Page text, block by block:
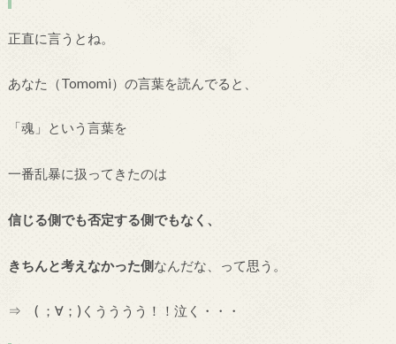
正直に言うとね。
あなた（Tomomi）の言葉を読んでると、
「魂」という言葉を
一番乱暴に扱ってきたのは
信じる側でも否定する側でもなく、
きちんと考えなかった側なんだな、って思う。
⇒ ( ；∀；)くうううう！！泣く・・・